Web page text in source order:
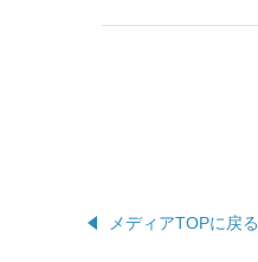
メディアTOPに戻る